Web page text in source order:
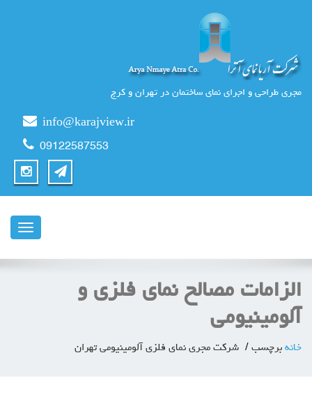
مجری طراحی و اجرای نمای ساختمان در تهران و کرج
info@karajview.ir
09122587553
ناوبری
الزامات مصالح نمای فلزی و
آلومینیومی
خانه برچسب شرکت مجری نمای فلزی آلومینیومی تهران